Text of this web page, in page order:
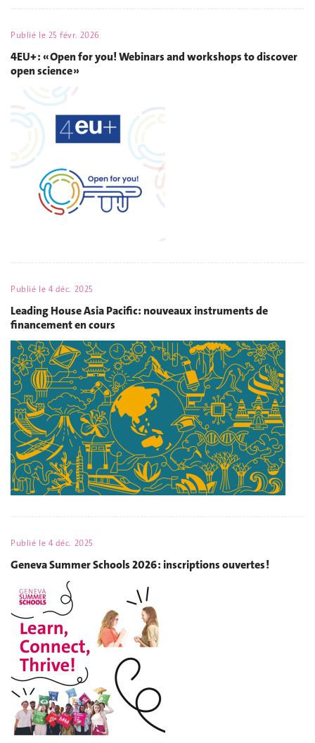
Publié le 25 févr. 2026
4EU+ : « Open for you! Webinars and workshops to discover
open science »
Publié le 4 déc. 2025
Leading House Asia Pacific: nouveaux instruments de
financement en cours
Publié le 4 déc. 2025
Geneva Summer Schools 2026 : inscriptions ouvertes !